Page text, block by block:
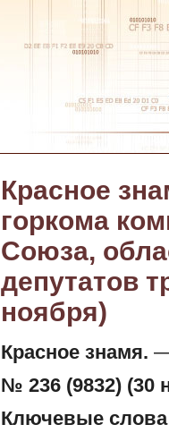
Красное
горкома
Союза,
депутатов
ноября)
Красное знамя. —
№ 236 (9832) (30
Ключевые слова